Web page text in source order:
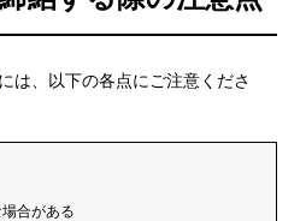
には、以下の各点にご注意くださ
合がある